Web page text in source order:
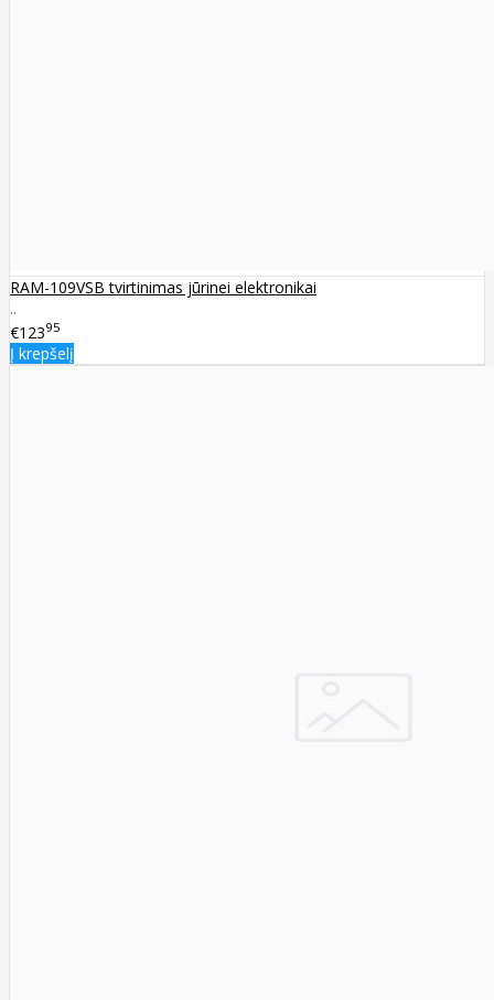
RAM-109VSB tvirtinimas jūrinei elektronikai
..
€12395
Į krepšelį